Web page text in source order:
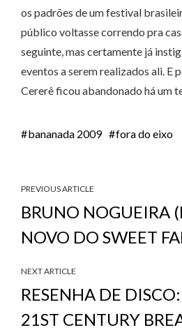
os padrões de um festival
público voltasse correndo pra
seguinte, mas certamente já
eventos a serem realizados ali. E
Cererê ficou abandonado há um
bananada 2009 fora do eixo
PREVIOUS ARTICLE
BRUNO NOGUEIRA
NOVO DO SWEET
NEXT ARTICLE
RESENHA DE
21ST CENTURY